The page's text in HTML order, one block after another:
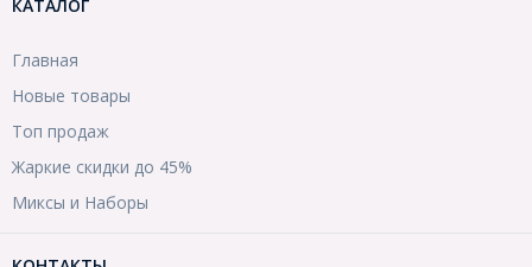
КАТАЛОГ
Главная
Новые товары
Топ продаж
Жаркие скидки до 45%
Миксы и Наборы